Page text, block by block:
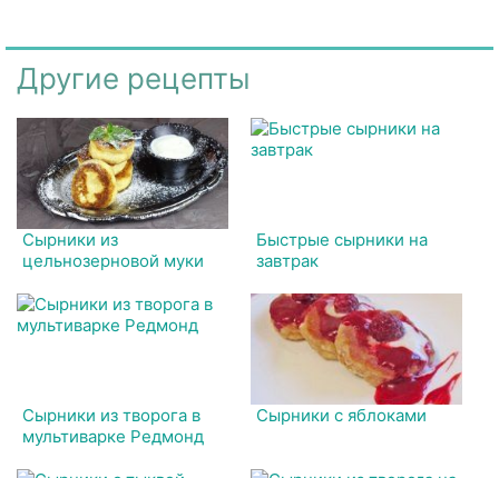
Другие рецепты
Сырники из
цельнозерновой муки
Быстрые сырники на
завтрак
Сырники из творога в
мультиварке Редмонд
Сырники с яблоками